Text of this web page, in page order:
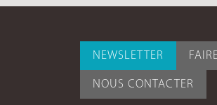
NEWSLETTER
NOUS CONTACTER